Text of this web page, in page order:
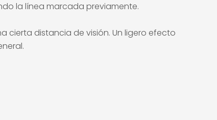
la línea marcada previamente.
cierta distancia de visión. Un ligero efecto